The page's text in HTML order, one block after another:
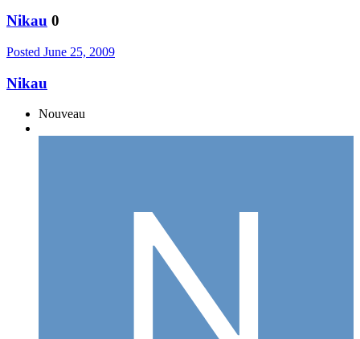
Nikau 0
Posted June 25, 2009
Nikau
Nouveau